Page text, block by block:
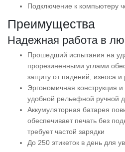
Подключение к компьютеру
Преимущества
Надежная работа в
Прошедший испытания на
прорезиненными углами
защиту от падений, износа и
Эргономичная конструкция
удобной рельефной ручной
Аккумуляторная батарея
обеспечивает печать без
требует частой зарядки
До 250 этикеток в день для